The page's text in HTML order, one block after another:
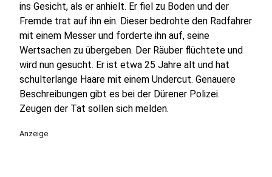
ins Gesicht, als er anhielt. Er fiel zu Boden und der
Fremde trat auf ihn ein. Dieser bedrohte den Radfahrer
mit einem Messer und forderte ihn auf, seine
Wertsachen zu übergeben. Der Räuber flüchtete und
wird nun gesucht. Er ist etwa 25 Jahre alt und hat
schulterlange Haare mit einem Undercut. Genauere
Beschreibungen gibt es bei der Dürener Polizei.
Zeugen der Tat sollen sich melden.
Anzeige